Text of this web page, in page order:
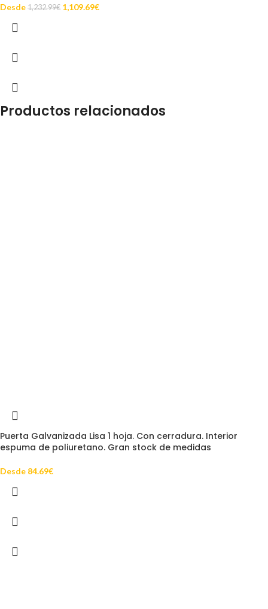
Desde 1,232.99€ 1,109.69€
Productos relacionados
Puerta Galvanizada Lisa 1 hoja. Con cerradura. Interior
espuma de poliuretano. Gran stock de medidas
Desde 84.69€